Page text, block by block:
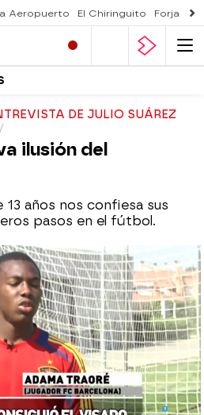
Aeropuerto El Chiringuito Forjado
DE JULIO SUÁREZ
ilusión del
13 años nos confiesa sus
pasos en el fútbol.
de 2022, 02:00